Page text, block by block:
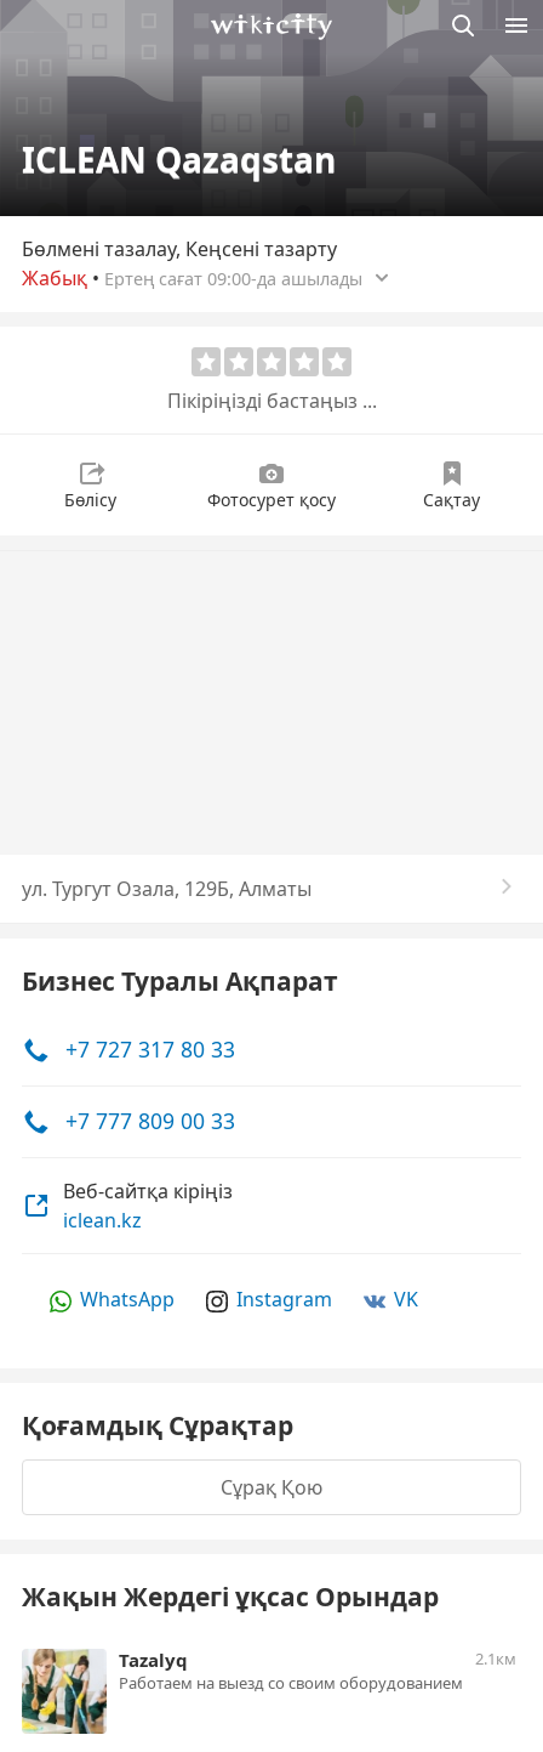
ICLEAN Qazaqstan
Бөлмені тазалау, Кеңсені тазарту
Жабық • Ертең сағат 09:00-да ашылады
Пікіріңізді бастаңыз ...
Бөлісу Фотосурет қосу Сақтау
ул. Тургут Озала, 129Б, Алматы
Бизнес Туралы Ақпарат
+7 727 317 80 33
+7 777 809 00 33
Веб-сайтқа кіріңіз
iclean.kz
WhatsApp Instagram VK
Қоғамдық Сұрақтар
Сұрақ Қою
Жақын Жердегі ұқсас Орындар
Tazalyq
2.1км
Работаем на выезд со своим оборудованием